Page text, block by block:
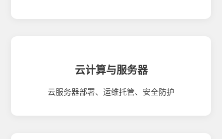
云计算与服务器
云服务器部署、运维托管、安全防护